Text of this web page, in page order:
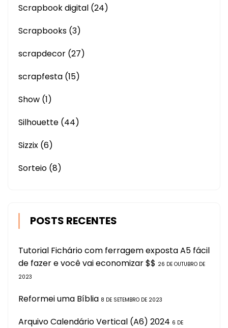
Scrapbook digital (24)
Scrapbooks (3)
scrapdecor (27)
scrapfesta (15)
Show (1)
Silhouette (44)
Sizzix (6)
Sorteio (8)
POSTS RECENTES
Tutorial Fichário com ferragem exposta A5 fácil
de fazer e você vai economizar $$ 26 DE OUTUBRO DE
2023
Reformei uma Bíblia 8 DE SETEMBRO DE 2023
Arquivo Calendário Vertical (A6) 2024 6 DE